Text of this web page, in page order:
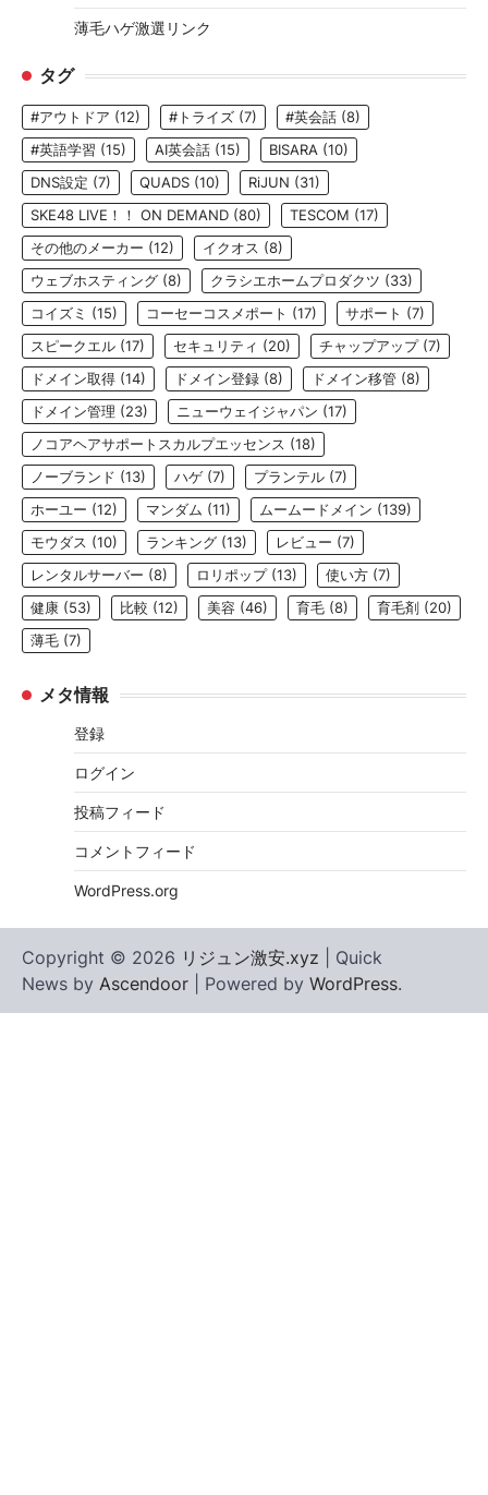
薄毛ハゲ激選リンク
タグ
#アウトドア (12) #トライズ (7) #英会話 (8)
#英語学習 (15) AI英会話 (15) BISARA (10)
DNS設定 (7) QUADS (10) RiJUN (31)
SKE48 LIVE！！ ON DEMAND (80) TESCOM (17)
その他のメーカー (12) イクオス (8)
ウェブホスティング (8) クラシエホームプロダクツ (33)
コイズミ (15) コーセーコスメポート (17) サポート (7)
スピークエル (17) セキュリティ (20) チャップアップ(7)
ドメイン取得 (14) ドメイン登録 (8) ドメイン移管 (8)
ドメイン管理 (23) ニューウェイジャパン (17)
ノコアヘアサポートスカルプエッセンス (18)
ノーブランド (13) ハゲ (7) プランテル (7)
ホーユー (12) マンダム (11) ムームードメイン (139)
モウダス (10) ランキング (13) レビュー (7)
レンタルサーバー (8) ロリポップ(13) 使い方 (7)
健康 (53) 比較 (12) 美容 (46) 育毛 (8) 育毛剤 (20)
薄毛 (7)
メタ情報
登録
ログイン
投稿フィード
コメントフィード
WordPress.org
Copyright © 2026 リジュン激安.xyz | Quick
News by Ascendoor | Powered by WordPress.